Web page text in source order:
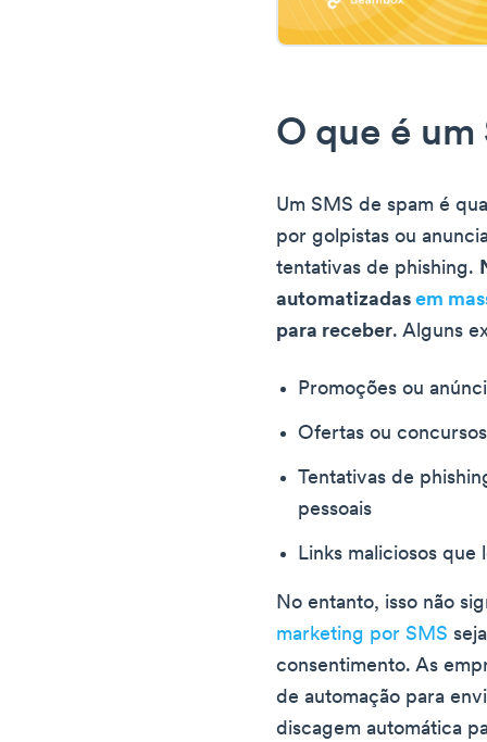
O que é um
Um SMS de spam é
por golpistas ou
tentativas de phishing.
automatizadasem
para receber. Alguns
Promoções ou
Ofertas ou
Tentativas de
pessoais
Links maliciosos que
No entanto, isso não
marketing por SMS
consentimento. As
de automação para
discagem automática